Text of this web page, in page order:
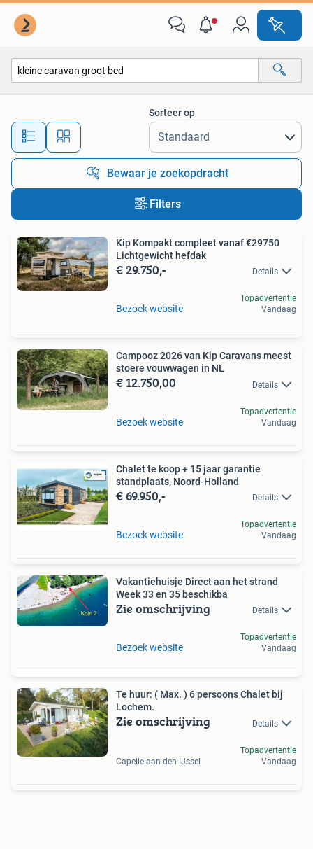
Alle afstanden…
Sorteer op
Bewaar je zoekopdracht
Filters
Kip Kompakt compleet vanaf €29750
Lichtgewicht hefdak
€ 29.750,- Details
Bezoek website
Topadvertentie
Vandaag
Campooz 2026 van Kip Caravans meest
stoere vouwwagen in NL
€ 12.750,00 Details
Bezoek website
Topadvertentie
Vandaag
Chalet te koop + 15 jaar garantie
standplaats, Noord-Holland
€ 69.950,- Details
Bezoek website
Topadvertentie
Vandaag
Vakantiehuisje Direct aan het strand
Week 33 en 35 beschikba
Zie omschrijving Details
Bezoek website
Topadvertentie
Vandaag
Te huur: ( Max. ) 6 persoons Chalet bij
Lochem.
Zie omschrijving Details
Capelle aan den IJssel
Topadvertentie
Vandaag